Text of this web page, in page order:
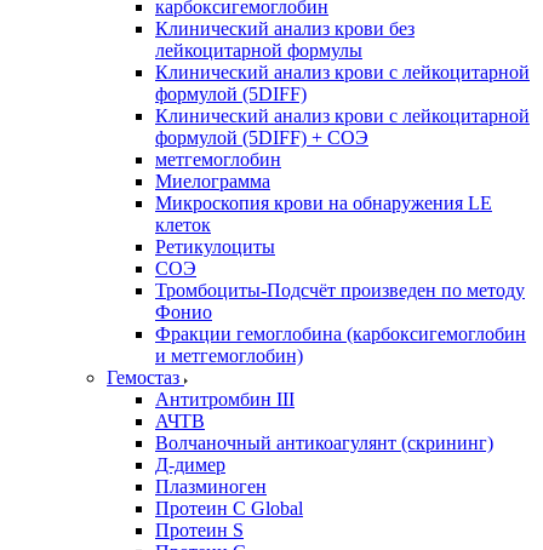
карбоксигемоглобин
Клинический анализ крови без
лейкоцитарной формулы
Клинический анализ крови с лейкоцитарной
формулой (5DIFF)
Клинический анализ крови с лейкоцитарной
формулой (5DIFF) + СОЭ
метгемоглобин
Миелограмма
Микроскопия крови на обнаружения LE
клеток
Ретикулоциты
СОЭ
Тромбоциты-Подсчёт произведен по методу
Фонио
Фракции гемоглобина (карбоксигемоглобин
и метгемоглобин)
Гемостаз
Антитромбин III
АЧТВ
Волчаночный антикоагулянт (скрининг)
Д-димер
Плазминоген
Протеин C Global
Протеин S